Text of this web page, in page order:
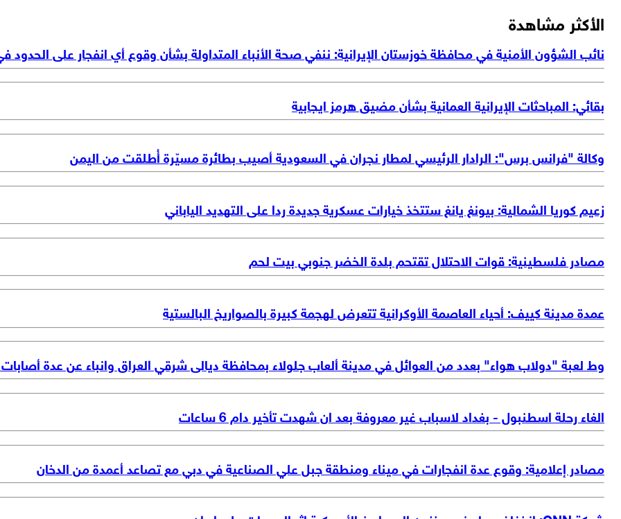
الأكثر مشاهدة
نائب الشؤون الأمنية في محافظة خوزستان الإيرانية: ننفي صحة الأنباء المتداولة بشأن وقوع أي انفجار على
بقائي: المباحثات الإيرانية العمانية بشأن مضيق هرمز ايجابية
وكالة "فرانس برس": الرادار الرئيسي لمطار نجران في السعودية أصيب بطائرة مسيّرة أُطلقت من اليمن
زعيم كوريا الشمالية: بيونغ يانغ ستتخذ خيارات عسكرية جديدة ردا على التهديد الياباني
مصادر فلسطينية: قوات الاحتلال تقتحم بلدة الخضر جنوبي بيت لحم
عمدة مدينة كييف: أحياء العاصمة الأوكرانية تتعرض لهجمة كبيرة بالصواريخ البالستية
وط لعبة "دولاب هواء" بعدد من العوائل في مدينة ألعاب جلولاء بمحافظة ديالى شرقي العراق وانباء عن عدة أصابات
الغاء رحلة اسطنبول - بغداد لاسباب غير معروفة بعد ان شهدت تأخير دام 6 ساعات
مصادر إعلامية: وقوع عدة انفجارات في ميناء ومنطقة جبل علي الصناعية في دبي مع تصاعد أعمدة من الدخان